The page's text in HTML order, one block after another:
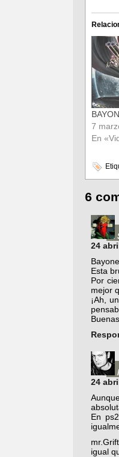
(Se
en
una
7
En
6
24
Esta
Por
mejor
¡Ah,
24
En
igual